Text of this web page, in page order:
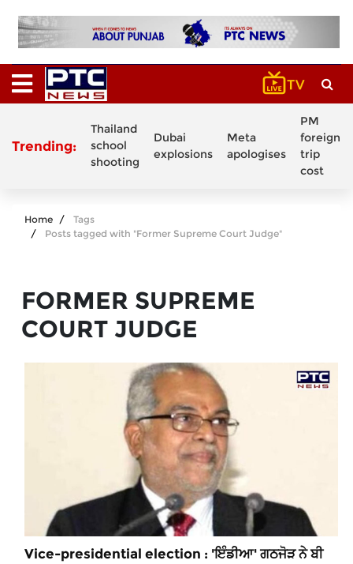
Trending:
Thailand
school
shooting
Dubai
explosions
Meta
apologises
PM
foreign
trip
cost
Home
Tags
Posts tagged with "Former Supreme Court Judge"
FORMER SUPREME
COURT JUDGE
Vice-presidential election : 'ਇੰਡੀਆ' ਗਠਜੋੜ ਨੇ ਬੀ